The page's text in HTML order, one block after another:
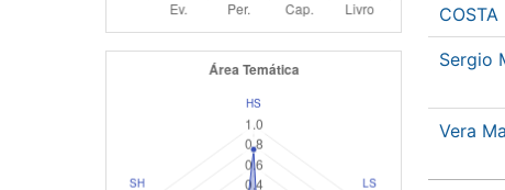
COSTA
Sergio
Vera